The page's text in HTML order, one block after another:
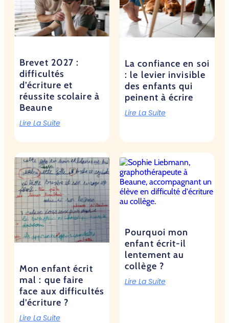
Brevet 2027 :
difficultés
d’écriture et
réussite scolaire à
Beaune
Lire La Suite
La confiance en soi
: le levier invisible
des enfants qui
peinent à écrire
Lire La Suite
Mon enfant écrit
mal : que faire
face aux difficultés
d’écriture ?
Lire La Suite
Pourquoi mon
enfant écrit-il
lentement au
collège ?
Lire La Suite